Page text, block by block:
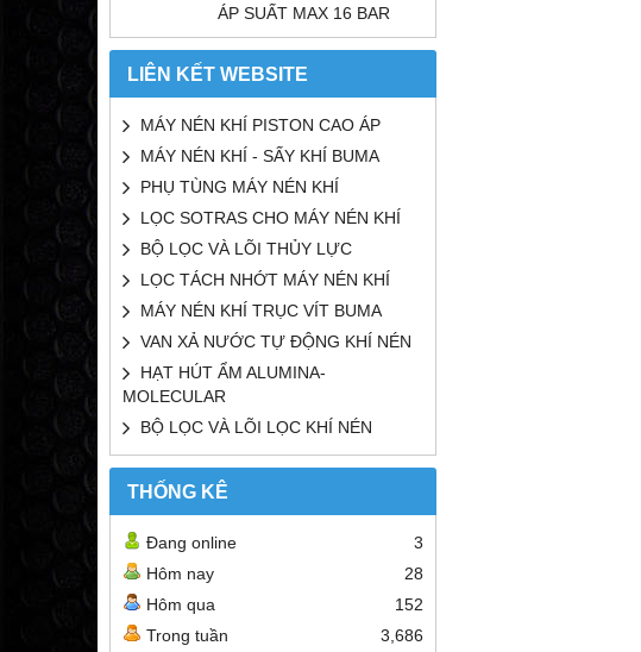
ÁP SUẤT MAX 16 BAR
LIÊN KẾT WEBSITE
MÁY NÉN KHÍ PISTON CAO ÁP
MÁY NÉN KHÍ - SẤY KHÍ BUMA
PHỤ TÙNG MÁY NÉN KHÍ
LỌC SOTRAS CHO MÁY NÉN KHÍ
BỘ LỌC VÀ LÕI THỦY LỰC
LỌC TÁCH NHỚT MÁY NÉN KHÍ
MÁY NÉN KHÍ TRỤC VÍT BUMA
VAN XẢ NƯỚC TỰ ĐỘNG KHÍ NÉN
HẠT HÚT ẨM ALUMINA-
MOLECULAR
BỘ LỌC VÀ LÕI LỌC KHÍ NÉN
THỐNG KÊ
Đang online
3
Hôm nay
28
Hôm qua
152
Trong tuần
3,686